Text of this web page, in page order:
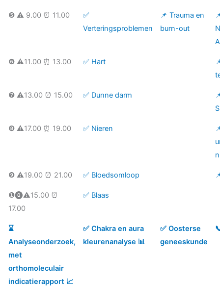
❺ ⚠️ 9.00 ⏰ 11.00
✅
Verteringsproblemen
📌 Trauma en
burn-out
❻ ⚠️11.00 ⏰ 13.00 ✅ Hart
❼ ⚠️13.00 ⏰ 15.00 ✅ Dunne darm
❽ ⚠️17.00 ⏰ 19.00 ✅ Nieren
❾ ⚠️19.00 ⏰ 21.00 ✅ Bloedsomloop
❶⓿⚠️15.00 ⏰
17.00
✅ Blaas
⌛️
Analyseonderzoek,
met
orthomoleculair
indicatierapport 📈
✅ Chakra en aura
kleurenanalyse 📊
✅ Oosterse
geneeskunde